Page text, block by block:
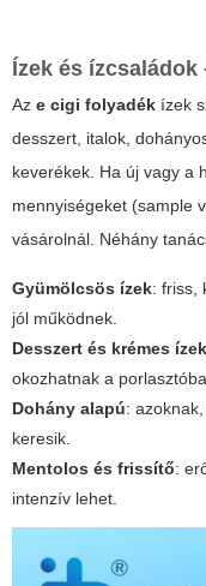
Ízek és
Az e cigi folyadék ízek
desszert, italok,
keverékek. Ha új vagy a
mennyiségeket (sample
vásárolnál. Néhány
Gyümölcsös ízek: friss,
jól működnek.
Desszert és krémes ízek
okozhatnak a
Dohány alapú:
keresik.
Mentolos és frissítő:
intenzív lehet.